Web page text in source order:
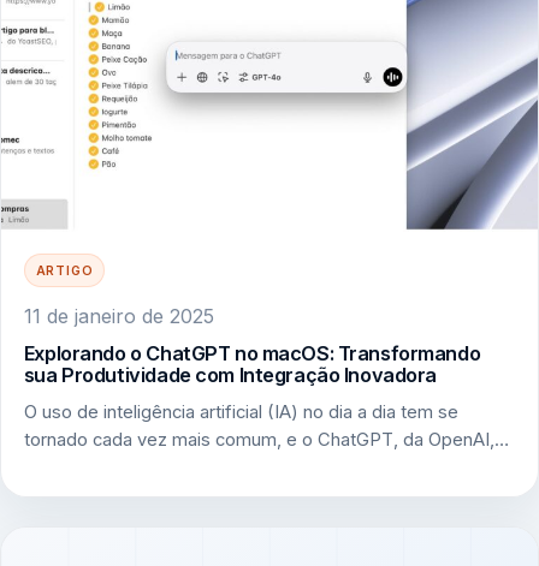
ARTIGO
11 de janeiro de 2025
Explorando o ChatGPT no macOS: Transformando
sua Produtividade com Integração Inovadora
O uso de inteligência artificial (IA) no dia a dia tem se
tornado cada vez mais comum, e o ChatGPT, da OpenAI,…